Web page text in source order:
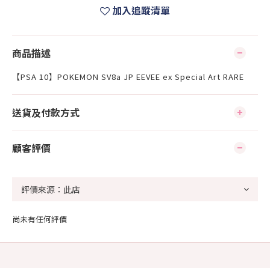
加入追蹤清單
商品描述
【PSA 10】POKEMON SV8a JP EEVEE ex Special Art RARE
送貨及付款方式
顧客評價
尚未有任何評價